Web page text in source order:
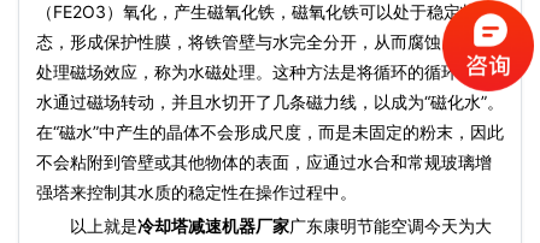
（FE2O3）氧化，产生磁氧化铁，磁氧化铁可以处于稳定状
态，形成保护性膜，将铁管壁与水完全分开，从而腐蚀。用水
处理磁场效应，称为水磁处理。这种方法是将循环的循环冷却
水通过磁场转动，并且水切开了几条磁力线，以成为“磁化水”。
在“磁水”中产生的晶体不会形成尺度，而是未固定的粉末，因此
不会粘附到管壁或其他物体的表面，应通过水合和常规玻璃增
强塔来控制其水质的稳定性在操作过程中。
以上就是冷却塔减速机器厂家广东康明节能空调今天为大